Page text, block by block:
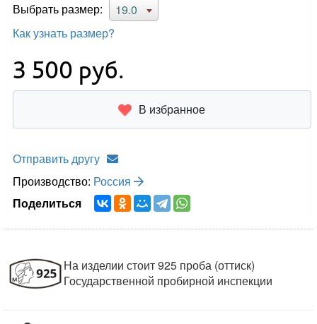
Выбрать размер:
19.0
Как узнать размер?
3 500 руб.
В избранное
Отправить другу
Производство: Россия
Поделиться
На изделии стоит 925 проба (оттиск)
Государственной пробирной инспекции